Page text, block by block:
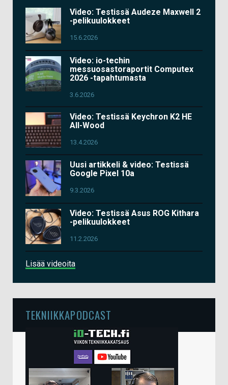
Video: Testissä Audeze Maxwell 2
-pelikuulokkeet
15.6.2026
Video: io-techin
messuosastoraportit Computex
2026 -tapahtumasta
3.6.2026
Video: Testissä Keychron K2 HE
All-Wood
13.4.2026
Uusi artikkeli & video: Testissä
Google Pixel 10a
9.3.2026
Video: Testissä Asus ROG Kithara
-pelikuulokkeet
11.2.2026
Lisää videoita
TEKNIIKKAPODCAST